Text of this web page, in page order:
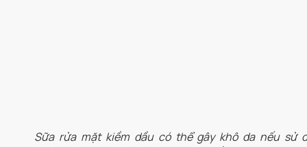
Sữa rửa mặt kiềm dầu có thể gây khô da nếu sử